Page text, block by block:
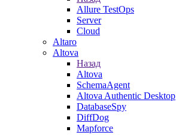
Allure TestOps
Server
Cloud
Altaro
Altova
Назад
Altova
SchemaAgent
Altova Authentic Desktop
DatabaseSpy
DiffDog
Mapforce